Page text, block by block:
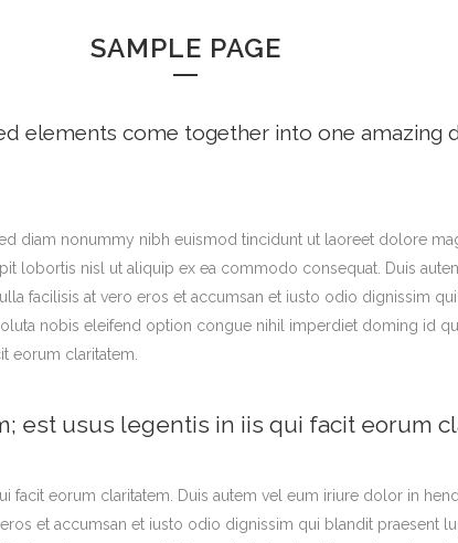
SAMPLE PAGE
elements come together into one amazing
diam nonummy nibh euismod tincidunt ut laoreet dolore
lobortis nisl ut aliquip ex ea commodo consequat. Duis
facilisis at vero eros et accumsan et iusto odio dignissim
nobis eleifend option congue nihil imperdiet doming id
eorum claritatem.
est usus legentis in iis qui facit eorum
facit eorum claritatem. Duis autem vel eum iriure dolor in
et accumsan et iusto odio dignissim qui blandit praesent